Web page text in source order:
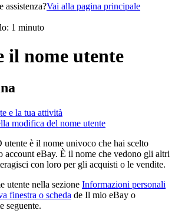
assistenza?Vai alla pagina principale
1 minuto
il nome utente
e la tua attività
modifica del nome utente
è il nome univoco che hai scelto
account eBay. È il nome che vedono gli altri
con loro per gli acquisti o le vendite.
utente nella sezione Informazioni personali
finestra o scheda de Il mio eBay o
seguente.